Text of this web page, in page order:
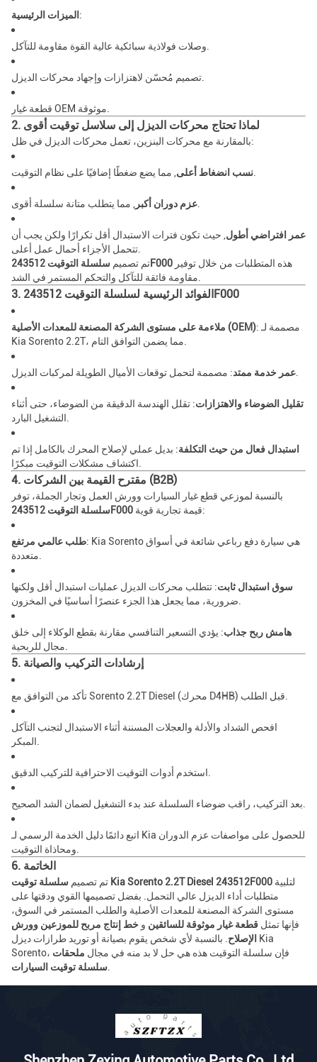
الميزات الرئيسية :
وصلات فولاذية سبائكية عالية القوة مقاومة للتآكل.
تصميم مُحسّن لاهتزازات وإجهاد محركات الديزل.
قطعة غيار OEM موثوقة.
2. لماذا تحتاج محركات الديزل إلى سلاسل توقيت أقوى
بالمقارنة مع محركات البنزين، تعمل محركات الديزل في ظل:
نسب انضغاط أعلى, مما يضع ضغطًا إضافيًا على نظام التوقيت.
عزم دوران أكبر, مما يتطلب متانة سلسلة أقوى.
عمر افتراضي أطول, حيث تكون فترات الاستبدال أقل تكرارًا ولكن يجب أن
تتحمل الأجزاء أحمال عمل أعلى.
تم تصميمسلسلة التوقيت 243512F000
مقاومة فائقة للتآكل والتحكم المستمر في الشد.
3. الفوائد الرئيسية لسلسلة التوقيت 243512F000
ملاءمة على مستوى الشركة المصنعة للمعدات الأصلية (OEM): مصممة لـ
Kia Sorento 2.2T، مما يضمن التوافق التام.
عمر خدمة ممتد: مصممة لتحمل توقعات الأميال الطويلة لمركبات الديزل.
تقليل الضوضاء والاهتزازات: تقلل الهندسة الدقيقة من الضوضاء، حتى أثناء
التشغيل البارد.
استبدال فعال من حيث التكلفة: بديل عملي لإصلاح المحرك بالكامل إذا تم
اكتشاف مشكلات التوقيت مبكرًا.
4. مقترح القيمة بين الشركات (B2B)
بالنسبة لموزعي قطع غيار السيارات وورش العمل وتجار الجملة، توفر
سلسلة التوقيت 243512F000
قيمة تجارية قوية:
طلب عالمي مرتفع: Kia Sorento هي سيارة دفع رباعي شائعة في أسواق
متعددة.
سوق استبدال ثابت: تتطلب محركات الديزل عمليات استبدال أقل ولكنها
ضرورية، مما يجعل هذا الجزء عنصرًا أساسيًا في المخزون.
هامش ربح جذاب: يؤدي التسعير التنافسي مقارنة بقطع الوكلاء إلى خلق
مجال للربحية.
5. إرشادات التركيب والصيانة
تأكد من التوافق مع Sorento 2.2T Diesel (محرك D4HB) قبل الطلب.
افحص الشداد والأدلة والعجلات المسننة أثناء الاستبدال لتجنب التآكل
المبكر.
استخدم أدوات التوقيت الاحترافية للتركيب الدقيق.
بعد التركيب، راقب ضوضاء السلسلة عند بدء التشغيل لضمان الشد الصحيح.
اتبع دائمًا دليل الخدمة الرسمي لـ Kia للحصول على مواصفات عزم الدوران
ومحاذاة التوقيت.
6. الخاتمة
تم تصميم سلسلة توقيت Kia Sorento 2.2T Diesel 243512F000
متطلبات أداء الديزل عالي التحمل. بفضل تصميمها القوي ودقتها على
مستوى الشركة المصنعة للمعدات الأصلية والطلب المستمر في السوق،
فإنها تمثل قطعة غيار موثوقة للسائقين و خط إنتاج مربح للموزعين وورش
الإصلاح. بالنسبة لأي شخص يقوم بصيانة أو توريد طرازات ديزل Kia
Sorento، فإن سلسلة التوقيت هذه هي حل لا بد منه في مجال ملحقات
سلسلة توقيت السيارات.